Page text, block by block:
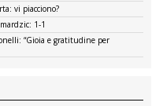
vi piacciono?
1-1
“Gioia e gratitudine per